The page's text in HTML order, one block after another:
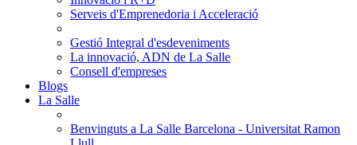
Serveis d'Emprenedoria i Acceleració
Gestió Integral d'esdeveniments
La innovació, ADN de La Salle
Consell d'empreses
Blogs
La Salle
Benvinguts a La Salle Barcelona - Universitat Ramon